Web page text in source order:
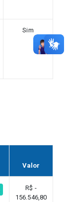
Sim
A
Valor
R$ -
156.546,80